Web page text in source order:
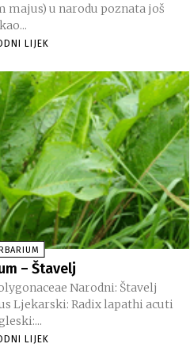
majus) u narodu poznata još
kao...
LIJEK
– Štavelj
Narodni: Štavelj
Ljekarski: Radix lapathi acuti
LIJEK